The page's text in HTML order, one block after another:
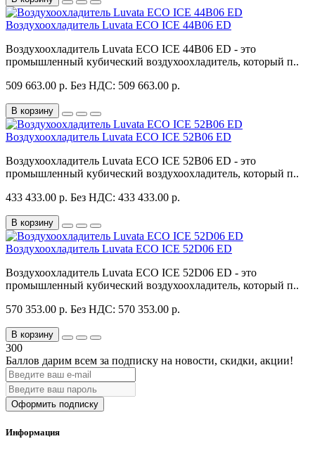
Воздухоохладитель Luvata ECO ICE 44B06 ED
Воздухоохладитель Luvata ECO ICE 44B06 ED - это
промышленный кубический воздухоохладитель, который п..
509 663.00 р. Без НДС: 509 663.00 р.
В корзину
Воздухоохладитель Luvata ECO ICE 52B06 ED
Воздухоохладитель Luvata ECO ICE 52B06 ED - это
промышленный кубический воздухоохладитель, который п..
433 433.00 р. Без НДС: 433 433.00 р.
В корзину
Воздухоохладитель Luvata ECO ICE 52D06 ED
Воздухоохладитель Luvata ECO ICE 52D06 ED - это
промышленный кубический воздухоохладитель, который п..
570 353.00 р. Без НДС: 570 353.00 р.
В корзину
300
Баллов дарим всем за подписку на новости, скидки, акции!
Оформить подписку
Информация